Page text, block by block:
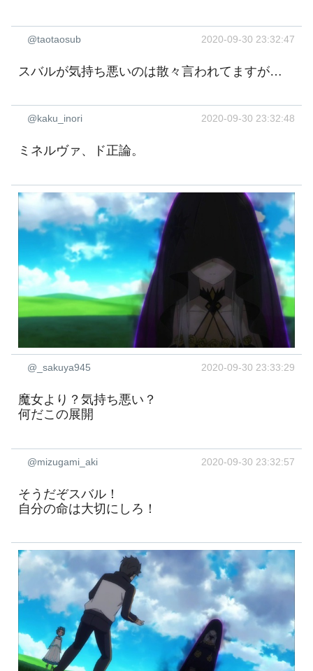
@taotaosub 2020-09-30 23:32:47
スバルが気持ち悪いのは散々言われてますが…
@kaku_inori 2020-09-30 23:32:48
ミネルヴァ、ド正論。
@_sakuya945 2020-09-30 23:33:29
魔女より？気持ち悪い？
何だこの展開
@mizugami_aki 2020-09-30 23:32:57
そうだぞスバル！
自分の命は大切にしろ！